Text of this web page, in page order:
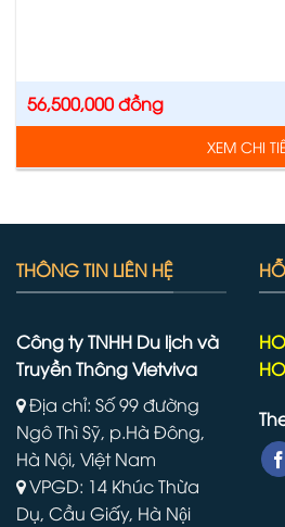
56,500,000đồng
XEM CHI
THÔNG TIN LIÊN HỆ
Công ty TNHH Du lịch và
Truyền Thông Vietviva
Địa chỉ: Số 99 đường
Ngô Thì Sỹ, p.Hà Đông,
Hà Nội, Việt Nam
VPGD: 14 Khúc Thừa
Dụ, Cầu Giấy, Hà Nội